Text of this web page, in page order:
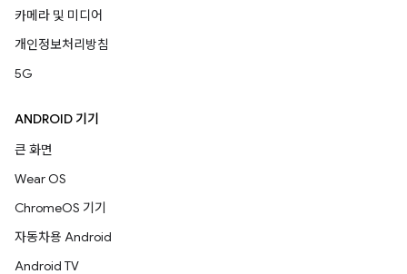
카메라 및 미디어
개인정보처리방침
5G
ANDROID 기기
큰 화면
Wear OS
ChromeOS 기기
자동차용 Android
Android TV